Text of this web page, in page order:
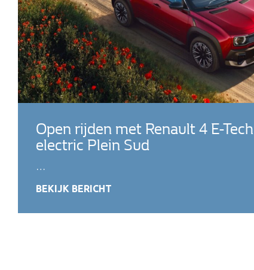
Open rijden met Renault 4 E-Tech
electric Plein Sud
…
BEKIJK BERICHT